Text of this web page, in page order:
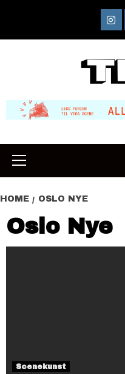
content
Primary
Menu
HOME OSLO NYE
Oslo Nye
Scenekunst